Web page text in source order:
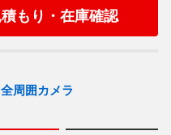
積もり・在庫確認
周囲カメラ